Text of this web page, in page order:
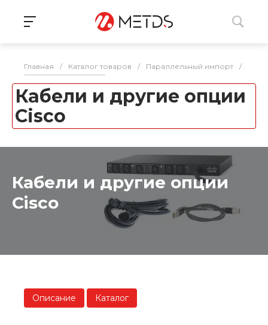
Главная / Каталог товаров / Параллельный импорт /
Кабели и другие опции
Cisco
Кабели и другие опции
Cisco
Описание Каталог